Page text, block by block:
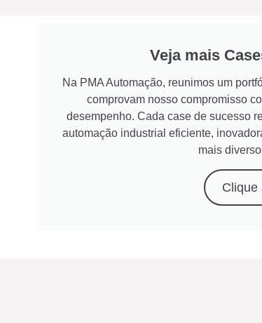
Veja mais
Na PMA Automação, reunimos um
comprovam nosso compromisso
desempenho. Cada case de sucesso
automação industrial eficiente,
mais
Clique